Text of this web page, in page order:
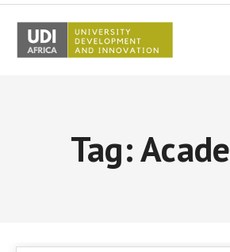
Testimonials
Tag: